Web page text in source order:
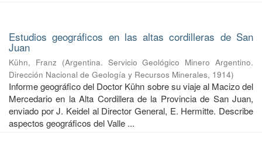
Estudios geográficos en las altas cordilleras de San
Juan
Kühn, Franz (Argentina. Servicio Geológico Minero Argentino.
Dirección Nacional de Geología y Recursos Minerales, 1914)
Informe geográfico del Doctor Kühn sobre su viaje al Macizo del
Mercedario en la Alta Cordillera de la Provincia de San Juan,
enviado por J. Keidel al Director General, E. Hermitte. Describe
aspectos geográficos del Valle ...